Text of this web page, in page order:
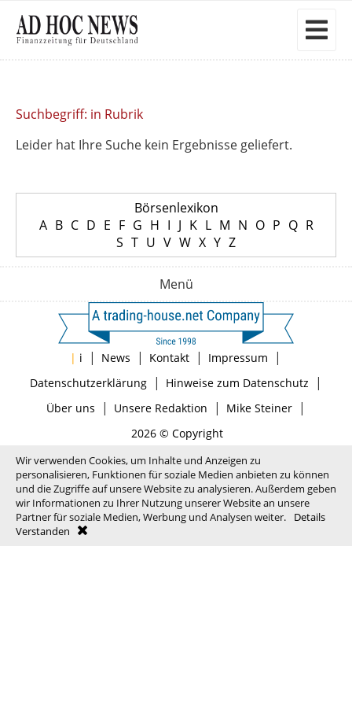
Suchbegriff: in Rubrik
Leider hat Ihre Suche kein Ergebnisse geliefert.
Börsenlexikon
A B C D E F G H I J K L M N O P Q R
S T U V W X Y Z
Menü
| i | News | Kontakt | Impressum |
Datenschutzerklärung| Hinweise zum Datenschutz |
Über uns | Unsere Redaktion | Mike Steiner|
2026 © Copyright
Wir verwenden Cookies, um Inhalte und Anzeigen zu
personalisieren, Funktionen für soziale Medien anbieten zu können
und die Zugriffe auf unsere Website zu analysieren. Außerdem geben
wir Informationen zu Ihrer Nutzung unserer Website an unsere
Partner für soziale Medien, Werbung und Analysen weiter.
Details
Verstanden